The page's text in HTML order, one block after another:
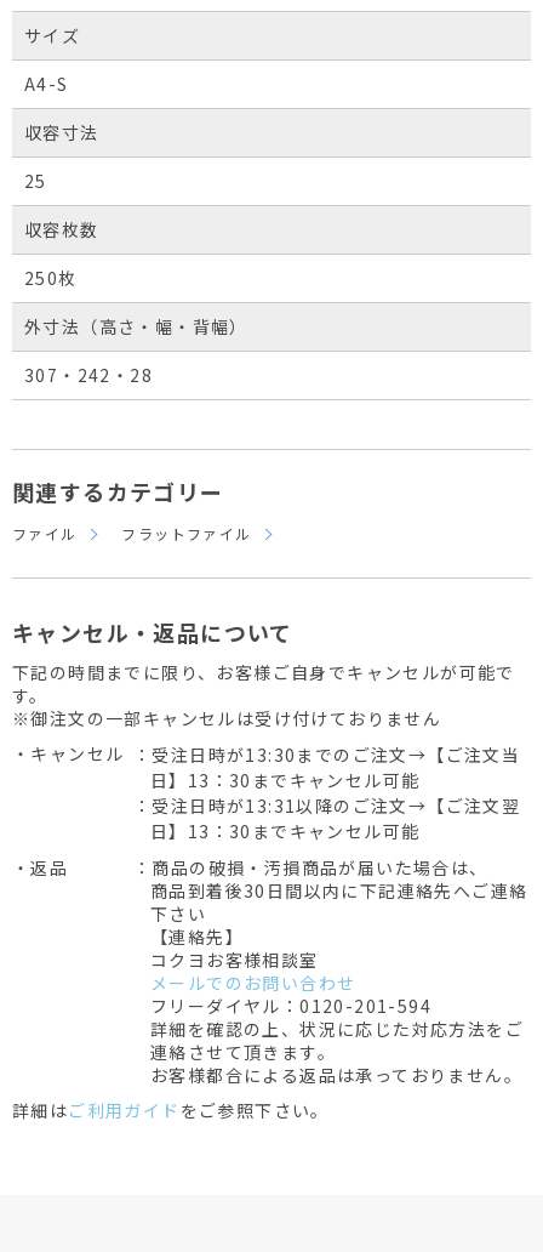
サイズ
A4-S
収容寸法
25
収容枚数
250枚
外寸法（高さ・幅・背幅）
307・242・28
関連するカテゴリー
ファイル フラットファイル
キャンセル・返品について
下記の時間までに限り、お客様ご自身でキャンセルが可能で
す。
※御注文の一部キャンセルは受け付けておりません
・キャンセル
：受注日時が13:30までのご注文→【ご注文当
日】13：30までキャンセル可能
：受注日時が13:31以降のご注文→【ご注文翌
日】13：30までキャンセル可能
・返品
：商品の破損・汚損商品が届いた場合は、
商品到着後30日間以内に下記連絡先へご連絡
下さい
【連絡先】
コクヨお客様相談室
メールでのお問い合わせ
フリーダイヤル：0120-201-594
詳細を確認の上、状況に応じた対応方法をご
連絡させて頂きます。
お客様都合による返品は承っておりません。
詳細はご利用ガイド をご参照下さい。